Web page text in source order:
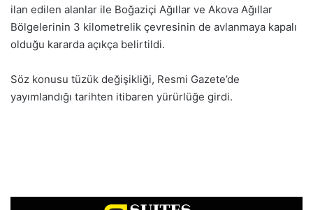
ilan edilen alanlar ile Boğaziçi Ağıllar ve Akova Ağıllar
Bölgelerinin 3 kilometrelik çevresinin de avlanmaya kapalı
olduğu kararda açıkça belirtildi.
Söz konusu tüzük değişikliği, Resmi Gazete’de
yayımlandığı tarihten itibaren yürürlüğe girdi.